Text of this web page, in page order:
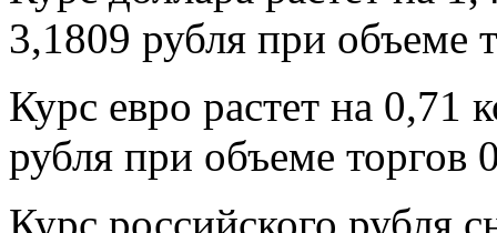
3,1809 рубля при объеме
Курс евро растет на 0,71
рубля при объеме торгов
Курс российского рубля